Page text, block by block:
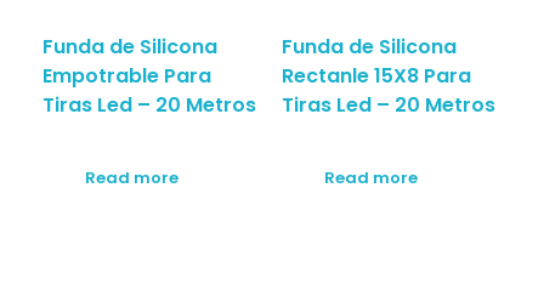
Funda de Silicona
Empotrable Para
Tiras Led – 20 Metros
Read more
Funda de Silicona
Rectanle 15X8 Para
Tiras Led – 20 Metros
Read more